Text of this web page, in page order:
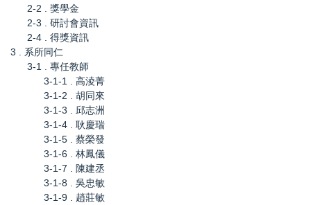
2-2 . 獎學金
2-3 . 研討會資訊
2-4 . 得獎資訊
3 . 系所同仁
3-1 . 專任教師
3-1-1 . 高淩菁
3-1-2 . 胡同來
3-1-3 . 邱志洲
3-1-4 . 耿慶瑞
3-1-5 . 蔡榮發
3-1-6 . 林鳳儀
3-1-7 . 陳建丞
3-1-8 . 吳忠敏
3-1-9 . 趙莊敏